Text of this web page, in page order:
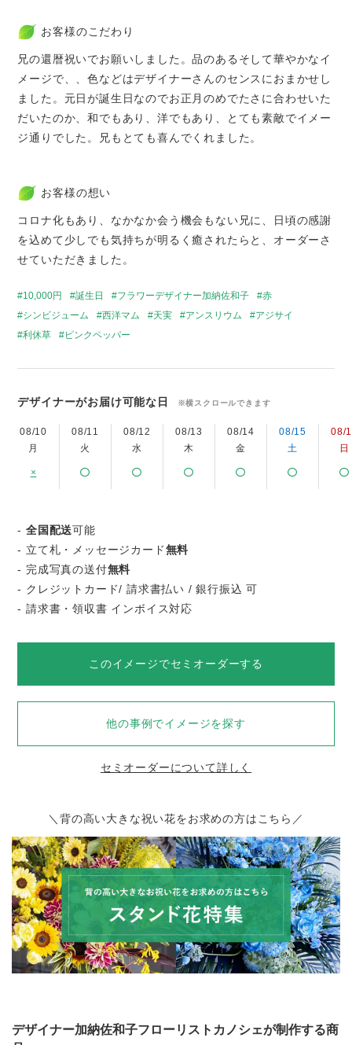
お客様のこだわり
兄の還暦祝いでお願いしました。品のあるそして華やかなイ
メージで、、色などはデザイナーさんのセンスにおまかせし
ました。元日が誕生日なのでお正月のめでたさに合わせいた
だいたのか、和でもあり、洋でもあり、とても素敵でイメー
ジ通りでした。兄もとても喜んでくれました。
お客様の想い
コロナ化もあり、なかなか会う機会もない兄に、日頃の感謝
を込めて少しでも気持ちが明るく癒されたらと、オーダーさ
せていただきました。
10,000円 誕生日 フラワーデザイナー加納佐和子
赤
シンビジューム
西洋マム 天実 アンスリウム
アジサイ
利休草
ピンクペッパー
デザイナーがお届け可能な日 ※横スクロールできます
08/10
月
×
08/11
火
08/12
水
08/13
木
08/14
金
08/15
土
08/
日
-全国配送可能
- 立て札・メッセージカード無料
- 完成写真の送付無料
- クレジットカード/ 請求書払い / 銀行振込 可
- 請求書・領収書 インボイス対応
このイメージでセミオーダーする
他の事例でイメージを探す
セミオーダーについて詳しく
＼背の高い大きな祝い花をお求めの方はこちら／
デザイナー加納佐和子フローリストカノシェが制作する商